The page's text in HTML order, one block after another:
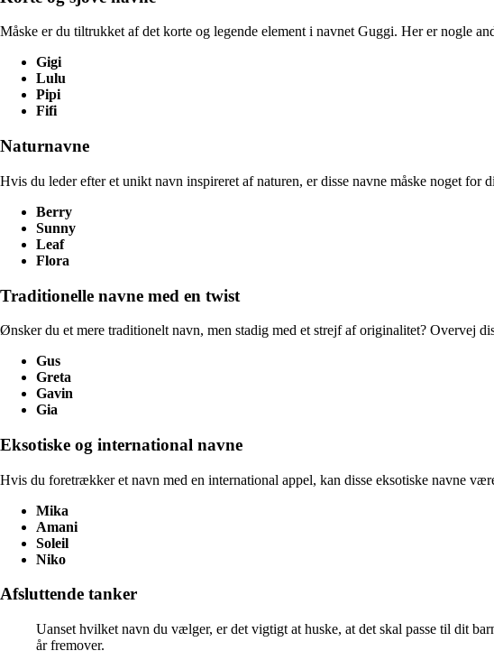
Måske er du tiltrukket af det korte og legende element i navnet Guggi. Her er nogle
Gigi
Lulu
Pipi
Fifi
Naturnavne
Hvis du leder efter et unikt navn inspireret af naturen, er disse navne måske noget for
Berry
Sunny
Leaf
Flora
Traditionelle navne med en twist
Ønsker du et mere traditionelt navn, men stadig med et strejf af originalitet? Overvej
Gus
Greta
Gavin
Gia
Eksotiske og international navne
Hvis du foretrækker et navn med en international appel, kan disse eksotiske navne
Mika
Amani
Soleil
Niko
Afsluttende tanker
Uanset hvilket navn du vælger, er det vigtigt at huske, at det skal passe til dit
år fremover.